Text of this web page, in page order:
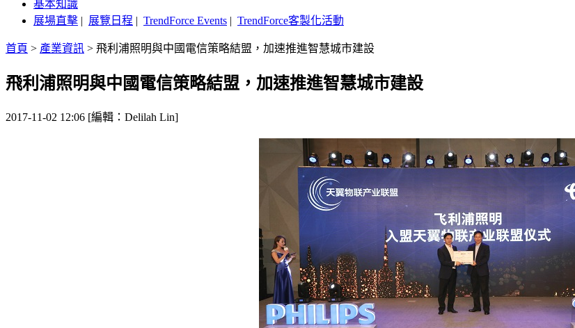
基本知識
展場直擊 | 展覽日程 | TrendForce Events | TrendForce客製化活動
首頁 > 產業資訊 > 飛利浦照明與中國電信策略結盟，加速推進智慧城市建設
飛利浦照明與中國電信策略結盟，加速推進智慧城市建設
2017-11-02 12:06 [編輯：Delilah Lin]